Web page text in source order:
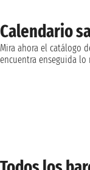
Calendario
Mira ahora el catálogo
encuentra enseguida lo